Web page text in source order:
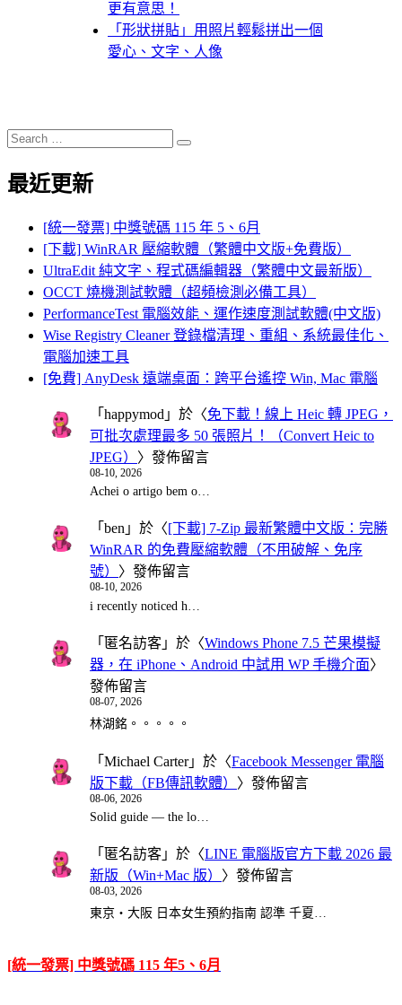
更有意思！
「形狀拼貼」用照片輕鬆拼出一個
愛心、文字、人像
Search
for:
Search
最近更新
[統一發票] 中獎號碼 115 年 5、6月
[下載] WinRAR 壓縮軟體（繁體中文版+免費版）
UltraEdit 純文字、程式碼編輯器（繁體中文最新版）
OCCT 燒機測試軟體（超頻檢測必備工具）
PerformanceTest 電腦效能、運作速度測試軟體(中文版)
Wise Registry Cleaner 登錄檔清理、重組、系統最佳化、
電腦加速工具
[免費] AnyDesk 遠端桌面：跨平台遙控 Win, Mac 電腦
「 happymod 」於〈免下載！線上 Heic 轉 JPEG，
可批次處理最多 50 張照片！（Convert Heic to
JPEG） 〉發佈留言
08-10, 2026
Achei o artigo bem o…
「 ben 」於〈 [下載] 7-Zip 最新繁體中文版：完勝
WinRAR 的免費壓縮軟體（不用破解、免序
號）
〉發佈留言
08-10, 2026
i recently noticed h…
「 匿名訪客 」於〈Windows Phone 7.5 芒果模擬
器，在 iPhone、Android 中試用 WP 手機介面〉
發佈留言
08-07, 2026
林湖銘。。。。。
「 Michael Carter」於〈Facebook Messenger 電腦
版下載（FB傳訊軟體） 〉發佈留言
08-06, 2026
Solid guide — the lo…
「 匿名訪客 」於〈LINE 電腦版官方下載 2026 最
新版（Win+Mac 版） 〉發佈留言
08-03, 2026
東京・大阪 日本女生預約指南 認準 千夏…
[統一發票] 中獎號碼 115 年5、6月